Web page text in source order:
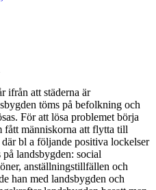
ifrån att städerna är
töms på befolkning och
För att lösa problemet börja
fått människorna att flytta till
bl a följande positiva lockelser
landsbygden: social
anställningstillfällen och
han med landsbygden och